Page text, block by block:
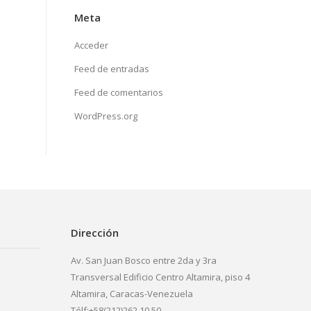
Meta
Acceder
Feed de entradas
Feed de comentarios
WordPress.org
Dirección
Av. San Juan Bosco entre 2da y 3ra
Transversal Edificio Centro Altamira, piso 4
Altamira, Caracas-Venezuela